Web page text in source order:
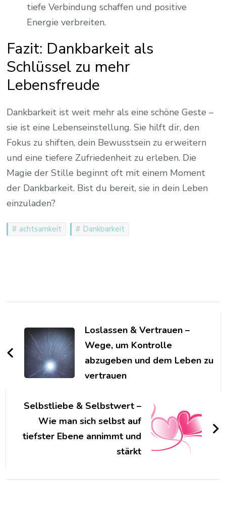
tiefe Verbindung schaffen und positive
Energie verbreiten.
Fazit: Dankbarkeit als
Schlüssel zu mehr
Lebensfreude
Dankbarkeit ist weit mehr als eine schöne Geste –
sie ist eine Lebenseinstellung. Sie hilft dir, den
Fokus zu shiften, dein Bewusstsein zu erweitern
und eine tiefere Zufriedenheit zu erleben. Die
Magie der Stille beginnt oft mit einem Moment
der Dankbarkeit. Bist du bereit, sie in dein Leben
einzuladen?
achtsamkeit Dankbarkeit
NavigationLoslassen & Vertrauen –
Wege, um Kontrolle
abzugeben und dem Leben zu
vertrauen
Selbstliebe & Selbstwert –
Wie man sich selbst auf
tiefster Ebene annimmt und
stärkt